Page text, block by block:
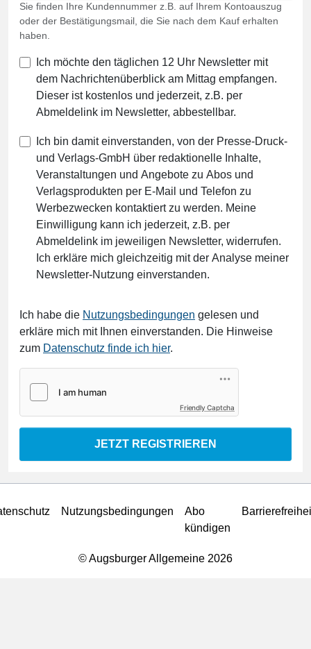
Sie finden Ihre Kundennummer z.B. auf Ihrem Kontoauszug
oder der Bestätigungsmail, die Sie nach dem Kauf erhalten
haben.
Ich möchte den täglichen 12 Uhr Newsletter mit
dem Nachrichtenüberblick am Mittag empfangen.
Dieser ist kostenlos und jederzeit, z.B. per
Abmeldelink im Newsletter, abbestellbar.
Ich bin damit einverstanden, von der Presse-Druck-
und Verlags-GmbH über redaktionelle Inhalte,
Veranstaltungen und Angebote zu Abos und
Verlagsprodukten per E-Mail und Telefon zu
Werbezwecken kontaktiert zu werden. Meine
Einwilligung kann ich jederzeit, z.B. per
Abmeldelink im jeweiligen Newsletter, widerrufen.
Ich erkläre mich gleichzeitig mit der Analyse meiner
Newsletter-Nutzung einverstanden.
Ich habe die Nutzungsbedingungen gelesen und
erkläre mich mit Ihnen einverstanden. Die Hinweise
zum Datenschutz finde ich hier.
Friendly Captcha
JETZT REGISTRIEREN
Nutzungsbedingungen
Abo
kündigen
© Augsburger Allgemeine 2026